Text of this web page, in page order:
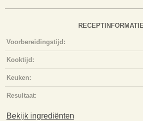
Voorbereidingstijd:
Kooktijd:
Keuken:
Resultaat:
Bekijk ingrediënten